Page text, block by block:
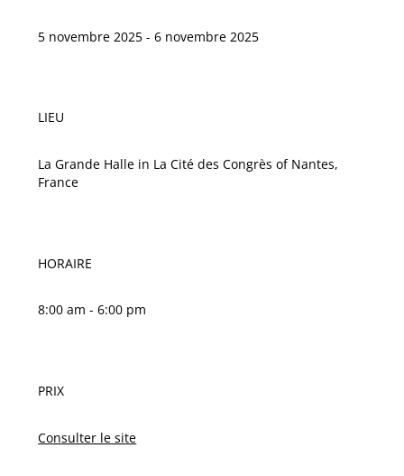
5 novembre 2025 - 6 novembre 2025
LIEU
La Grande Halle in La Cité des Congrès of Nantes,
France
HORAIRE
8:00 am - 6:00 pm
PRIX
Consulter le site